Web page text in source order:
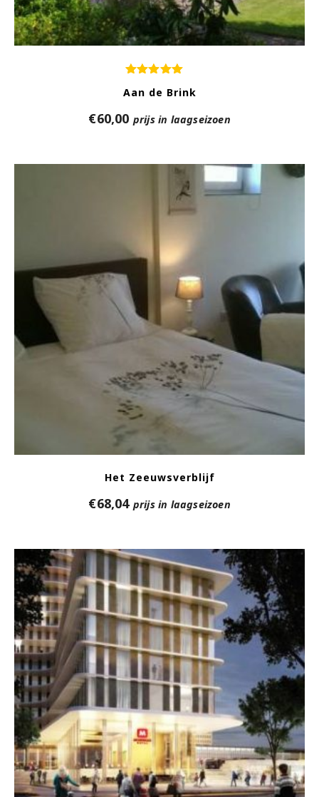
Aan de Brink
€60,00 prijs in laagseizoen
Het Zeeuwsverblijf
€68,04 prijs in laagseizoen